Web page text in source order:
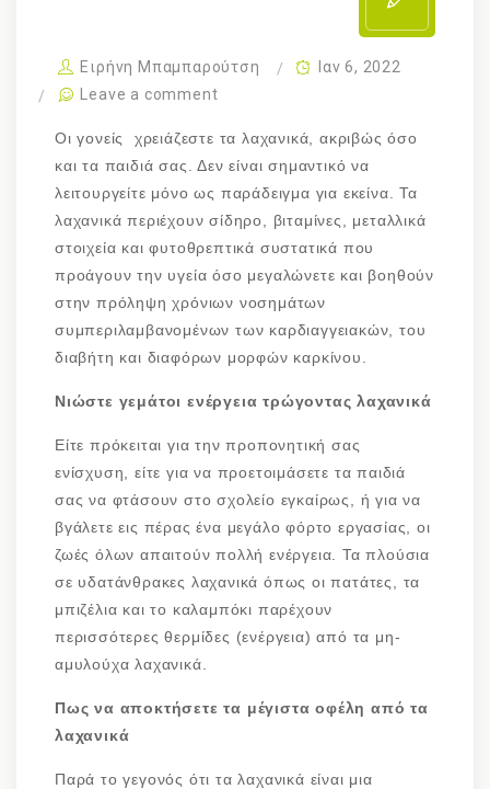
Ειρήνη Μπαμπαρούτση
Ιαν 6, 2022
Leave a comment
Οι γονείς χρειάζεστε τα λαχανικά, ακριβώς όσο
και τα παιδιά σας. Δεν είναι σημαντικό να
λειτουργείτε μόνο ως παράδειγμα για εκείνα. Τα
λαχανικά περιέχουν σίδηρο, βιταμίνες, μεταλλικά
στοιχεία και φυτοθρεπτικά συστατικά που
προάγουν την υγεία όσο μεγαλώνετε και βοηθούν
στην πρόληψη χρόνιων νοσημάτων
συμπεριλαμβανομένων των καρδιαγγειακών, του
διαβήτη και διαφόρων μορφών καρκίνου.
Νιώστε γεμάτοι ενέργεια τρώγοντας λαχανικά
Είτε πρόκειται για την προπονητική σας
ενίσχυση, είτε για να προετοιμάσετε τα παιδιά
σας να φτάσουν στο σχολείο εγκαίρως, ή για να
βγάλετε εις πέρας ένα μεγάλο φόρτο εργασίας, οι
ζωές όλων απαιτούν πολλή ενέργεια. Τα πλούσια
σε υδατάνθρακες λαχανικά όπως οι πατάτες, τα
μπιζέλια και το καλαμπόκι παρέχουν
περισσότερες θερμίδες (ενέργεια) από τα μη-
αμυλούχα λαχανικά.
Πως να αποκτήσετε τα μέγιστα οφέλη από τα
λαχανικά
Παρά το γεγονός ότι τα λαχανικά είναι μια